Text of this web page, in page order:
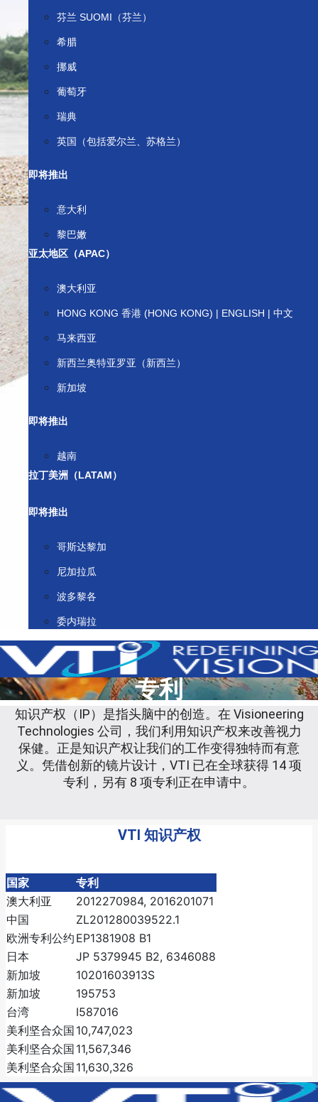
芬兰 SUOMI（芬兰）
希腊
挪威
葡萄牙
瑞典
英国（包括爱尔兰、苏格兰）
即将推出
意大利
黎巴嫩
亚太地区（APAC）
澳大利亚
HONG KONG 香港 (HONG KONG) | ENGLISH | 中文
马来西亚
新西兰奥特亚罗亚（新西兰）
新加坡
即将推出
越南
拉丁美洲（LATAM）
即将推出
哥斯达黎加
尼加拉瓜
波多黎各
委内瑞拉
专利
知识产权（IP）是指头脑中的创造。在 Visioneering
Technologies 公司，我们利用知识产权来改善视力
保健。正是知识产权让我们的工作变得独特而有意
义。凭借创新的镜片设计，VTI 已在全球获得 14 项
专利，另有 8 项专利正在申请中。
VTI 知识产权
国家
专利
澳大利亚
2012270984, 2016201071
中国
ZL201280039522.1
欧洲专利公约 EP1381908 B1
日本
JP 5379945 B2, 6346088
新加坡
10201603913S
新加坡
195753
台湾
I587016
美利坚合众国 10,747,023
美利坚合众国 11,567,346
美利坚合众国 11,630,326